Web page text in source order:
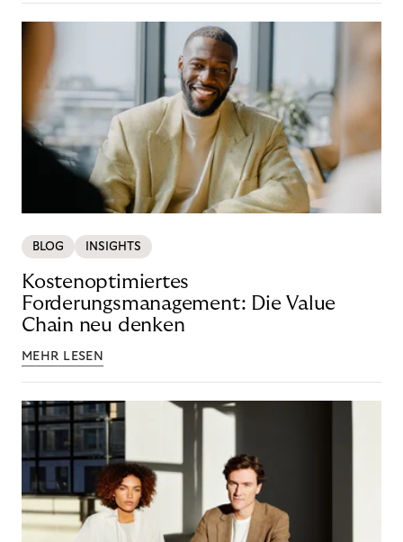
BLOG INSIGHTS
Kostenoptimiertes
Forderungsmanagement: Die Value
Chain neu denken
MEHR LESEN